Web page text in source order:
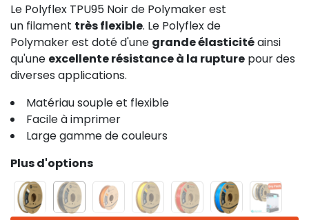
Le Polyflex TPU95 Noir de Polymaker est
un filament très flexible. Le Polyflex de
Polymaker est doté d'une grande élasticitéainsi
qu'une excellente résistance à la rupture pour des
diverses applications.
Matériau souple et flexible
Facile à imprimer
Large gamme de couleurs
Plus d'options